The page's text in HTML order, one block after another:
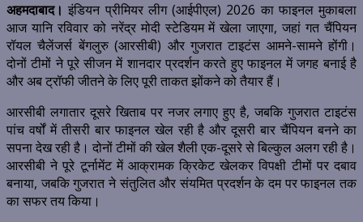
अहमदाबाद। इंडियन प्रीमियर लीग (आईपीएल) 2026 का फाइनल मुकाबला
आज यानि रविवार को नरेंद्र मोदी स्टेडियम में खेला जाएगा, जहां गत चैंपियन
रॉयल चैलेंजर्स बेंगलुरु (आरसीबी) और गुजरात टाइटंस आमने-सामने होंगी।
दोनों टीमों ने पूरे सीजन में शानदार प्रदर्शन करते हुए फाइनल में जगह बनाई है
और अब ट्रॉफी जीतने के लिए पूरी ताकत झोंकने को तैयार हैं।
आरसीबी लगातार दूसरे खिताब पर नजर लगाए हुए है, जबकि गुजरात टाइटंस
पांच वर्षों में तीसरी बार फाइनल खेल रही है और दूसरी बार चैंपियन बनने का
सपना देख रही है। दोनों टीमों की खेल शैली एक-दूसरे से बिल्कुल अलग रही है।
आरसीबी ने पूरे टूर्नामेंट में आक्रामक क्रिकेट खेलकर विपक्षी टीमों पर दबाव
बनाया, जबकि गुजरात ने संतुलित और संयमित प्रदर्शन के दम पर फाइनल तक
का सफर तय किया।